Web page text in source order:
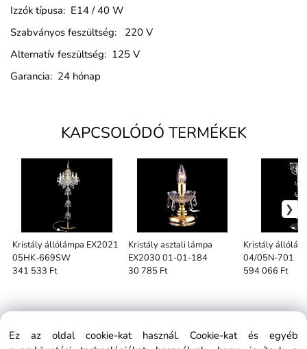
Izzók típusa: E14 / 40 W
Szabványos feszültség: 220 V
Alternatív feszültség: 125 V
Garancia: 24 hónap
KAPCSOLÓDÓ TERMÉKEK
Kristály állólámpa EX2021
05HK-669SW
341 533 Ft
Kristály asztali lámpa
EX2030 01-01-184
30 785 Ft
Kristály
04/05N-701
594 066 Ft
Ez az oldal cookie-kat használ. Cookie-kat és egyéb